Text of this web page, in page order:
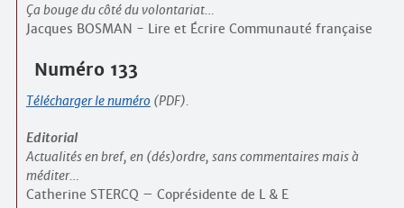
Ça bouge du côté du volontariat…
Jacques BOSMAN - Lire et Écrire Communauté française
Numéro 133
Télécharger le numéro (PDF).
Editorial
Actualités en bref, en (dés)ordre, sans commentaires mais à
méditer…
Catherine STERCQ – Coprésidente de L & E